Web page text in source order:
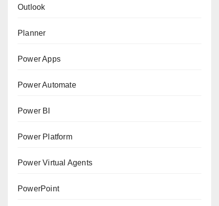
Outlook
Planner
Power Apps
Power Automate
Power BI
Power Platform
Power Virtual Agents
PowerPoint